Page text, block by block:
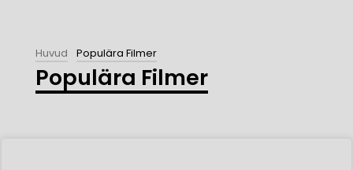
Huvud Populära Filmer
Populära Filmer